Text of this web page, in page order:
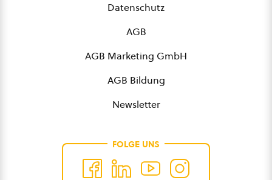
Datenschutz
AGB
AGB Marketing GmbH
AGB Bildung
Newsletter
FOLGE UNS